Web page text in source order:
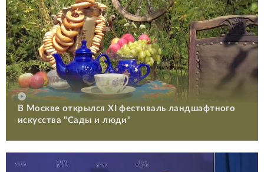
В Москве открылся XI фестиваль ландшафтного
искусства "Сады и люди"